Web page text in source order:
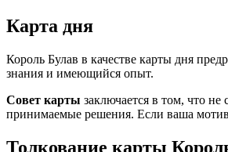
Карта дня
Король Булав в качестве карты дня
знания и имеющийся опыт.
Совет карты заключается в том, что не
принимаемые решения. Если ваша
Толкование карты